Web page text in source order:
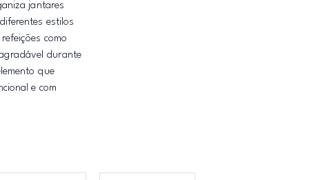
jantares
estilos
como
durante
que
e com